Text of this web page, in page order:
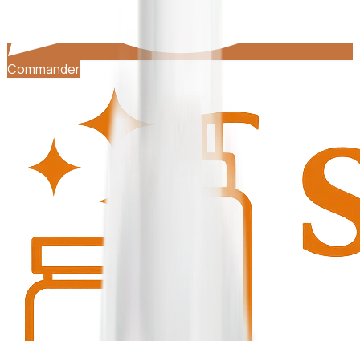
Commander